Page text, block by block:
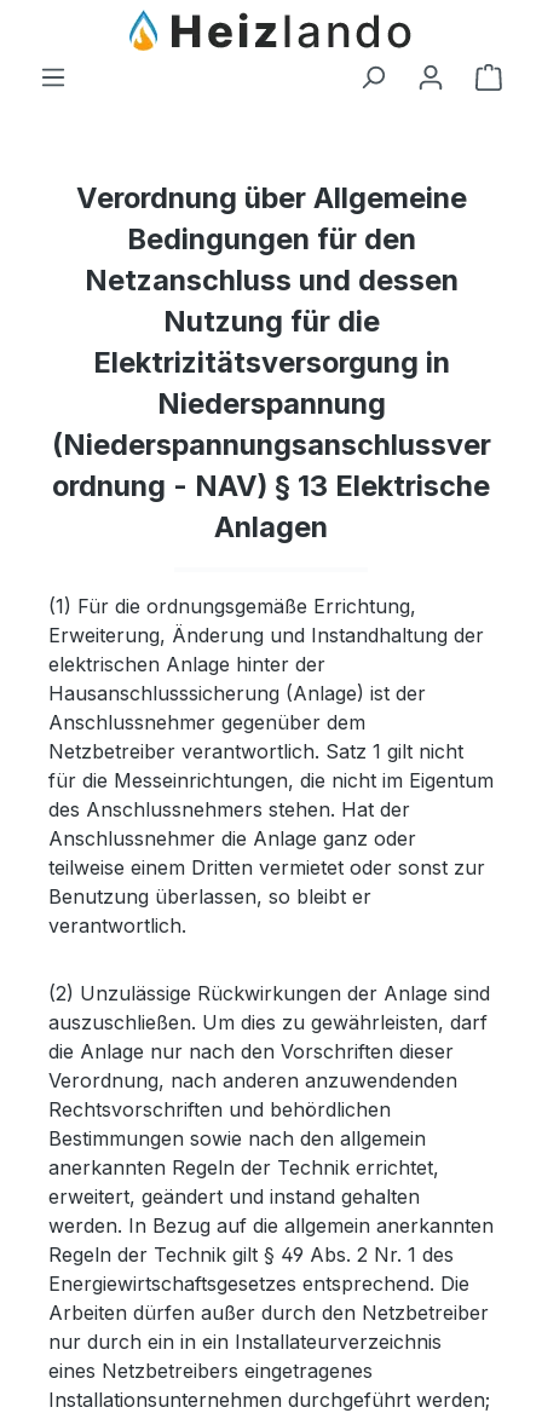
Zum Hauptinhalt springen
Verordnung über Allgemeine
Bedingungen für den
Netzanschluss und dessen
Nutzung für die
Elektrizitätsversorgung in
Niederspannung
(Niederspannungsanschlussver
ordnung - NAV) § 13 Elektrische
Anlagen
(1) Für die ordnungsgemäße Errichtung,
Erweiterung, Änderung und Instandhaltung der
elektrischen Anlage hinter der
Hausanschlusssicherung (Anlage) ist der
Anschlussnehmer gegenüber dem
Netzbetreiber verantwortlich. Satz 1 gilt nicht
für die Messeinrichtungen, die nicht im Eigentum
des Anschlussnehmers stehen. Hat der
Anschlussnehmer die Anlage ganz oder
teilweise einem Dritten vermietet oder sonst zur
Benutzung überlassen, so bleibt er
verantwortlich.
(2) Unzulässige Rückwirkungen der Anlage sind
auszuschließen. Um dies zu gewährleisten, darf
die Anlage nur nach den Vorschriften dieser
Verordnung, nach anderen anzuwendenden
Rechtsvorschriften und behördlichen
Bestimmungen sowie nach den allgemein
anerkannten Regeln der Technik errichtet,
erweitert, geändert und instand gehalten
werden. In Bezug auf die allgemein anerkannten
Regeln der Technik gilt § 49 Abs. 2 Nr. 1 des
Energiewirtschaftsgesetzes entsprechend. Die
Arbeiten dürfen außer durch den Netzbetreiber
nur durch ein in ein Installateurverzeichnis
eines Netzbetreibers eingetragenes
Installationsunternehmen durchgeführt werden;